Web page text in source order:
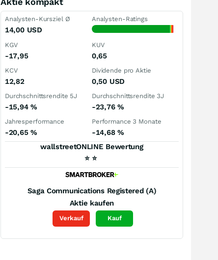
Analysten-Kursziel Ø
14,00 USD
Analysten-Ratings
KGV
-17,95
KUV
0,65
KCV
12,82
Dividende pro Aktie
0,50 USD
Durchschnittsrendite 5J
-15,94 %
Durchschnittsrendite 3J
-23,76 %
Jahresperformance
-20,65 %
Performance 3 Monate
-14,68 %
wallstreetONLINE Bewertung
⭐ ⭐
Saga Communications Registered (A)
Aktie kaufen
Verkauf Kauf